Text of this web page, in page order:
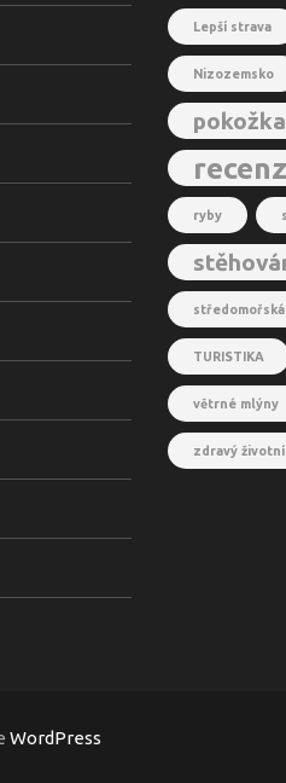
Lepší strava
Nizozemsko
pokožka
ryby
TURISTIKA
větrné mlýny
zdravý
WordPress